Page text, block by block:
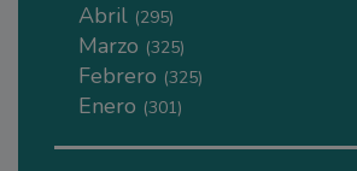
Abril (295)
Marzo (325)
Febrero (325)
Enero (301)